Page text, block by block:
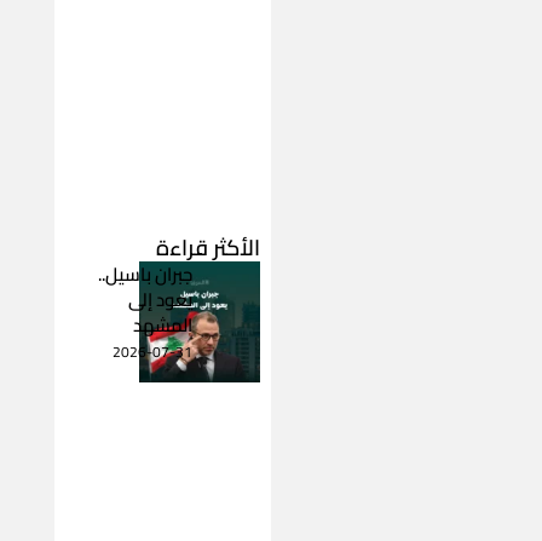
الأكثر قراءة
جبران باسيل..
يعود إلى
المشهد
2026-07-31